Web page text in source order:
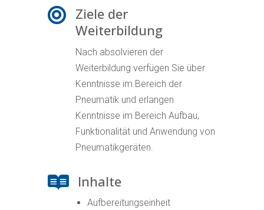
 Ziele der
Weiterbildung
Nach absolvieren der
Weiterbildung verfügen Sie über
Kenntnisse im Bereich der
Pneumatik und erlangen
Kenntnisse im Bereich Aufbau,
Funktionalität und Anwendung von
Pneumatikgeräten.
 Inhalte
Aufbereitungseinheit